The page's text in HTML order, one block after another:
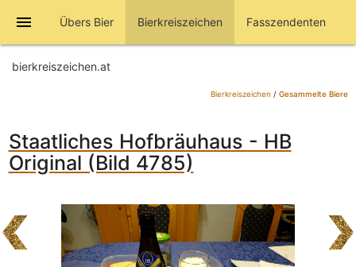
menu Übers Bier Bierkreiszeichen Fasszendenten
bierkreiszeichen.at
Bierkreiszeichen / Gesammelte Biere
Staatliches Hofbräuhaus - HB
Original (Bild 4785)